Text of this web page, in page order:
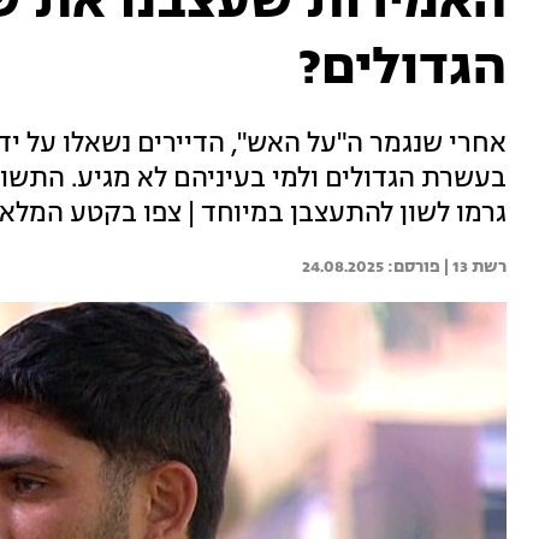
הגדולים?
אחרי שנגמר ה"על האש", הדיירים נשאלו על
בעשרת הגדולים ולמי בעיניהם לא מגיע.
גרמו לשון להתעצבן במיוחד | צפו בקטע המלא
רשת 13 | 24.08.2025